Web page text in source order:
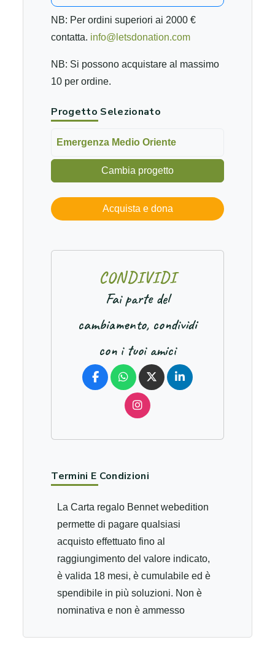
NB: Per ordini superiori ai 2000 €
contatta. info@letsdonation.com
NB: Si possono acquistare al massimo
10 per ordine.
Progetto Selezionato
Emergenza Medio Oriente
Cambia progetto
Acquista e dona
CONDIVIDI
Fai parte del
cambiamento, condividi
con i tuoi amici
Termini E Condizioni
La Carta regalo Bennet webedition
permette di pagare qualsiasi
acquisto effettuato fino al
raggiungimento del valore indicato,
è valida 18 mesi, è cumulabile ed è
spendibile in più soluzioni. Non è
nominativa e non è ammesso